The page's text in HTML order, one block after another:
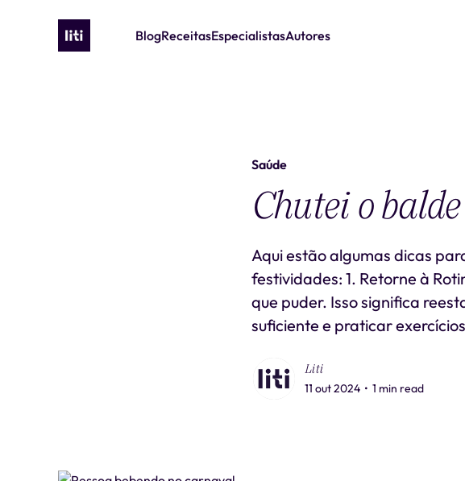
BlogReceitasEspecialistasAutores
Saúde
Chutei o
Aqui estão algumas dicas
festividades: 1. Retorne à
que puder. Isso significa
suficiente e praticar
Liti
11 out 2024 • 1 min read